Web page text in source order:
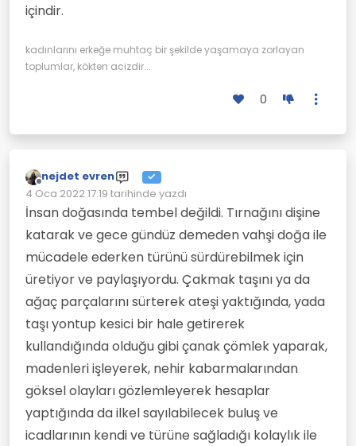
içindir.
kadınlarını erkeğe muhtaç bir şekilde yaşamaya zorlayan
toplumlar, kökten acizdir...
0
Çevrimdışı
nejdet evren
4 Oca 2022 17:19 tarihinde yazdı
Son düzenleyen:
İnsan doğasında tembel değildi. Tırnağını dişine
katarak ve gece gündüz demeden vahşi doğa ile
mücadele ederken türünü sürdürebilmek için
üretiyor ve paylaşıyordu. Çakmak taşını ya da
ağaç parçalarını sürterek ateşi yaktığında, yada
taşı yontup kesici bir hale getirerek
kullandığında olduğu gibi çanak çömlek yaparak,
madenleri işleyerek, nehir kabarmalarından
göksel olayları gözlemleyerek hesaplar
yaptığında da ilkel sayılabilecek buluş ve
icadlarının kendi ve türüne sağladığı kolaylık ile